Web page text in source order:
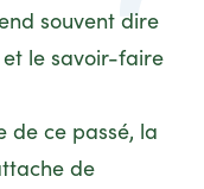
souvent dire
le savoir-faire
de ce passé, la
de